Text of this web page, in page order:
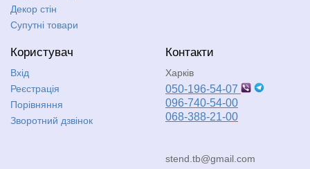
Декор стін
Супутні товари
Користувач
Вхід
Реєстрація
Порівняння
Зворотний дзвінок
Контакти
Харків
050-196-54-07
096-740-54-00
068-388-21-00
stend.tb@gmail.com